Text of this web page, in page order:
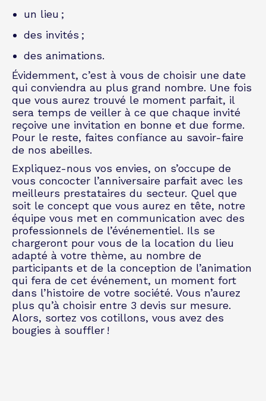
un lieu ;
des invités ;
des animations.
Évidemment, c’est à vous de choisir une date
qui conviendra au plus grand nombre. Une fois
que vous aurez trouvé le moment parfait, il
sera temps de veiller à ce que chaque invité
reçoive une invitation en bonne et due forme.
Pour le reste, faites confiance au savoir-faire
de nos abeilles.
Expliquez-nous vos envies, on s’occupe de
vous concocter l’anniversaire parfait avec les
meilleurs prestataires du secteur. Quel que
soit le concept que vous aurez en tête, notre
équipe vous met en communication avec des
professionnels de l’événementiel. Ils se
chargeront pour vous de la location du lieu
adapté à votre thème, au nombre de
participants et de la conception de l’animation
qui fera de cet événement, un moment fort
dans l’histoire de votre société. Vous n’aurez
plus qu’à choisir entre 3 devis sur mesure.
Alors, sortez vos cotillons, vous avez des
bougies à souffler !